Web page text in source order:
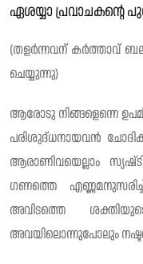
ഏശയ്യാ പ്രവാചകന്റെ
(തളർന്നവന് കർത്താവ്
ചെയ്യുന്നു)
ആരോടു നിങ്ങളെന്നെ
പരിശുദ്‌ധനായവൻ
ആരാണിവയെല്ലാം
ഗണത്തെ
അവിടത്തെ
അവയിലൊന്നുപോലും